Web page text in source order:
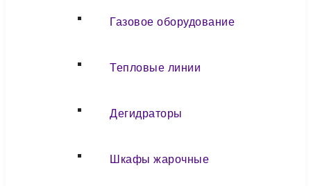
Газовое оборудование
Тепловые линии
Дегидраторы
Шкафы жарочные